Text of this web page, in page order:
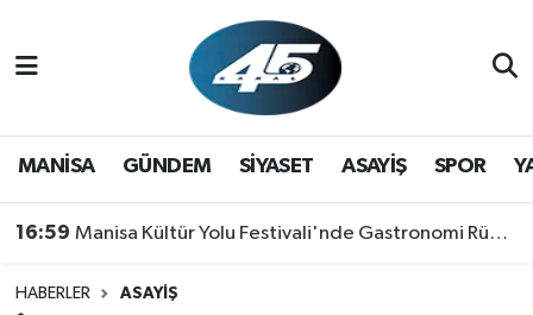
MANİSA GÜNDEM SİYASET ASAYİŞ SPOR
16:59 Manisa Kültür Yolu Festivali'nde Gastronomi Rüzgarı: Lezzetin Yıldızı "Manisa Kebabı" Oldu!
HABERLER ASAYİŞ
GÜNDEM
Hava Durumu
Trafik Durumu